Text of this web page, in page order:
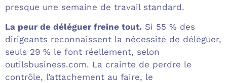
presque une semaine de travail standard.
La peur de déléguer freine tout. Si 55 % des
dirigeants reconnaissent la nécessité de déléguer,
seuls 29 % le font réellement, selon
outilsbusiness.com. La crainte de perdre le
contrôle, l’attachement au faire, le